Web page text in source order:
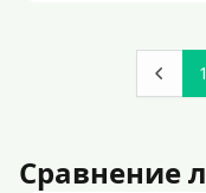
1
Сравнение